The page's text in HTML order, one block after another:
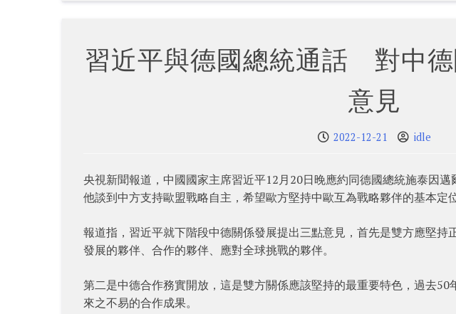
習近平與德國總統通話 對中
意見
2022-12-21 idle
央視新聞報道，中國國家主席習近平12月20日晚應約同德國總統施泰因
他談到中方支持歐盟戰略自主，希望歐方堅持中歐互為戰略夥伴的基本定位
報道指，習近平就下階段中德關係發展提出三點意見，首先是雙方應堅持
發展的夥伴、合作的夥伴、應對全球挑戰的夥伴。
第二是中德合作務實開放，這是雙方關係應該堅持的最重要特色，過去
來之不易的合作成果。